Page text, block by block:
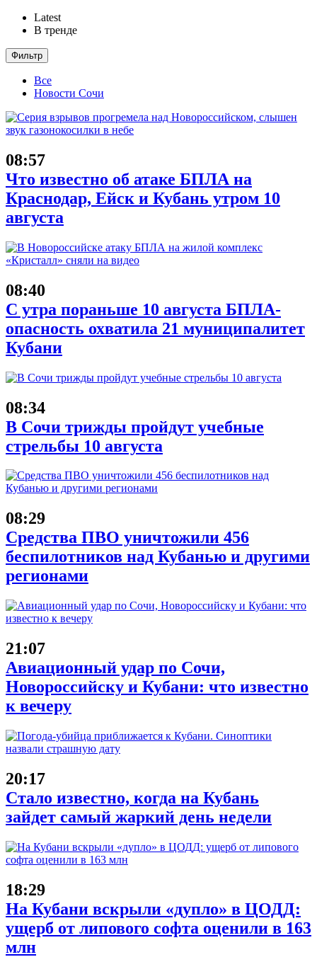
Latest
В тренде
Фильтр
Все
Новости Сочи
08:57
Что известно об атаке БПЛА на
Краснодар, Ейск и Кубань утром 10
августа
08:40
С утра пораньше 10 августа БПЛА-
опасность охватила 21 муниципалитет
Кубани
08:34
В Сочи трижды пройдут учебные
стрельбы 10 августа
08:29
Средства ПВО уничтожили 456
беспилотников над Кубанью и другими
регионами
21:07
Авиационный удар по Сочи,
Новороссийску и Кубани: что известно
к вечеру
20:17
Стало известно, когда на Кубань
зайдет самый жаркий день недели
18:29
На Кубани вскрыли «дупло» в ЦОДД:
ущерб от липового софта оценили в 163
млн